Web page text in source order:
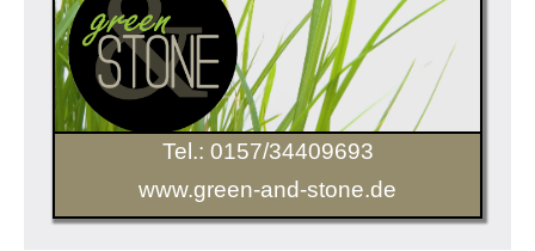
Tel.: 0157/34409693
www.green-and-stone.de